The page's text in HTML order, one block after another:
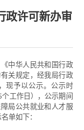
政许可新办审
中华人民共和国行政
关规定，经我局行政
现予以公示。公示时
工作日），公示期间
局公共就业和人才服
单如下：